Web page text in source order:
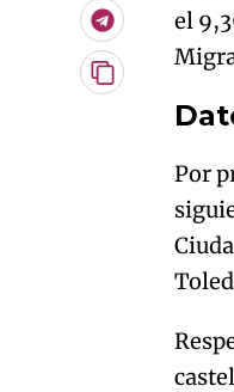
Telegram
Copiar
el
Por